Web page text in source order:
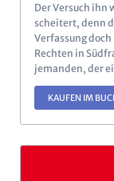
Der Versuch ihn
scheitert, denn
Verfassung
Rechten in
jemanden, der
KAUFEN IM